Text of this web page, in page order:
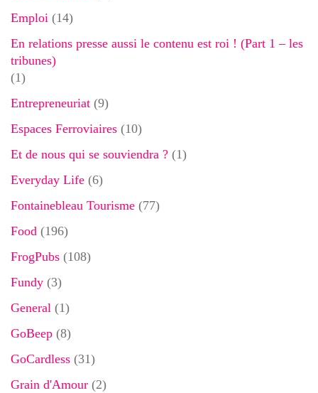
Emploi (14)
En relations presse aussi le contenu est roi ! (Part 1 – les
tribunes)
(1)
Entrepreneuriat (9)
Espaces Ferroviaires (10)
Et de nous qui se souviendra ? (1)
Everyday Life (6)
Fontainebleau Tourisme (77)
Food (196)
FrogPubs (108)
Fundy (3)
General (1)
GoBeep (8)
GoCardless (31)
Grain d'Amour (2)